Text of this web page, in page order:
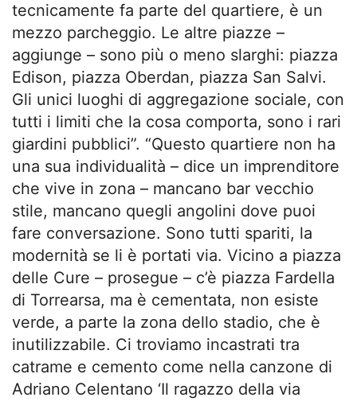
tecnicamente fa parte del quartiere, è un
mezzo parcheggio. Le altre piazze –
aggiunge – sono più o meno slarghi: piazza
Edison, piazza Oberdan, piazza San Salvi.
Gli unici luoghi di aggregazione sociale, con
tutti i limiti che la cosa comporta, sono i rari
giardini pubblici”. “Questo quartiere non ha
una sua individualità – dice un imprenditore
che vive in zona – mancano bar vecchio
stile, mancano quegli angolini dove puoi
fare conversazione. Sono tutti spariti, la
modernità se li è portati via. Vicino a piazza
delle Cure – prosegue – c’è piazza Fardella
di Torrearsa, ma è cementata, non esiste
verde, a parte la zona dello stadio, che è
inutilizzabile. Ci troviamo incastrati tra
catrame e cemento come nella canzone di
Adriano Celentano ‘Il ragazzo della via